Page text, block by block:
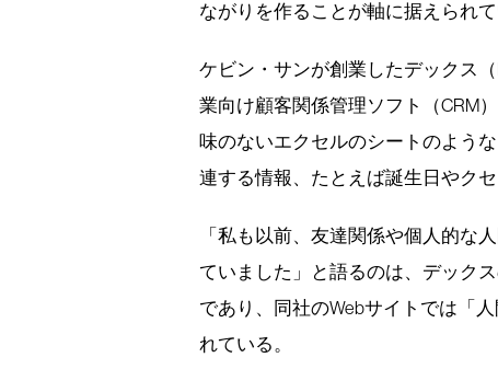
ながりを作ることが軸に据えられて
ケビン・サンが創業したデックス
業向け顧客関係管理ソフト（CRM
味のないエクセルのシートのよう
連する情報、たとえば誕生日やク
「私も以前、友達関係や個人的な
ていました」と語るのは、デック
であり、同社のWebサイトでは「
れている。